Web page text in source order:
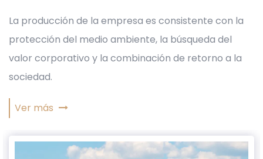
La producción de la empresa es consistente con la
protección del medio ambiente, la búsqueda del
valor corporativo y la combinación de retorno a la
sociedad.
Ver más